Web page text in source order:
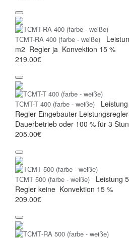
ТСМT-RA 400 (farbe - weiße)
m2 Regler ja Konvektion 15 %
219.00€
ТСМT-T 400 (farbe - weiße) Leistung
Regler Eingebauter
Dauerbetrieb oder 100 % für 3
205.00€
ТСМТ 500 (farbe - weiße) Leistung
Regler keine Konvektion 15 %
209.00€